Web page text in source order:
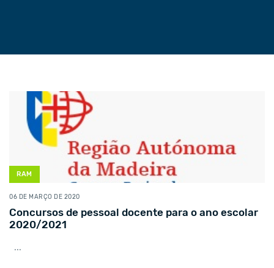
RAM
06 DE MARÇO DE 2020
Concursos de pessoal docente para o ano escolar
2020/2021
...